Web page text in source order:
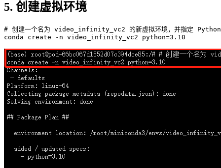
5. 创建虚拟环境
# 创建一个名为 video_infinity_vc2 的新虚拟环境，并指定